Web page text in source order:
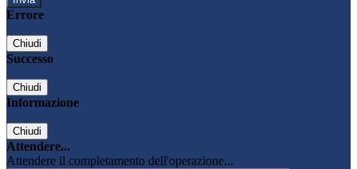
Errore
Chiudi
Successo
Chiudi
Informazione
Chiudi
Attendere...
Attendere il completamento dell'operazione...